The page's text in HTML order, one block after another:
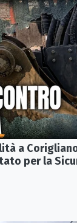
a
per la